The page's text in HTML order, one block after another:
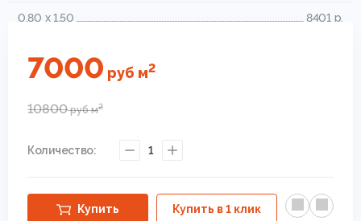
0.80 x 1.50
8401 р.
1.50 x 3.00
На складе 3 шт.
7000 руб м2
10800рубм2
Количество: 1
Купить Купить в 1 клик